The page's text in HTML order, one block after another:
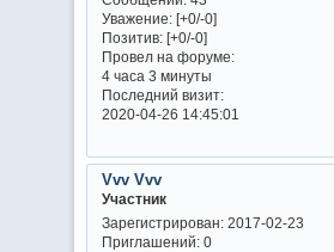
Уважение: [+0/-0]
Позитив: [+0/-0]
Провел на форуме:
4 часа 3 минуты
Последний визит:
2020-04-26 14:45:01
Vvv Vvv
Участник
Зарегистрирован: 2017-02-23
Приглашений:0